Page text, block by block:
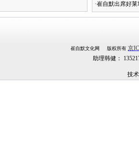
·崔自默出席好
崔自默文化网 版权所有 京
助理韩健：
技